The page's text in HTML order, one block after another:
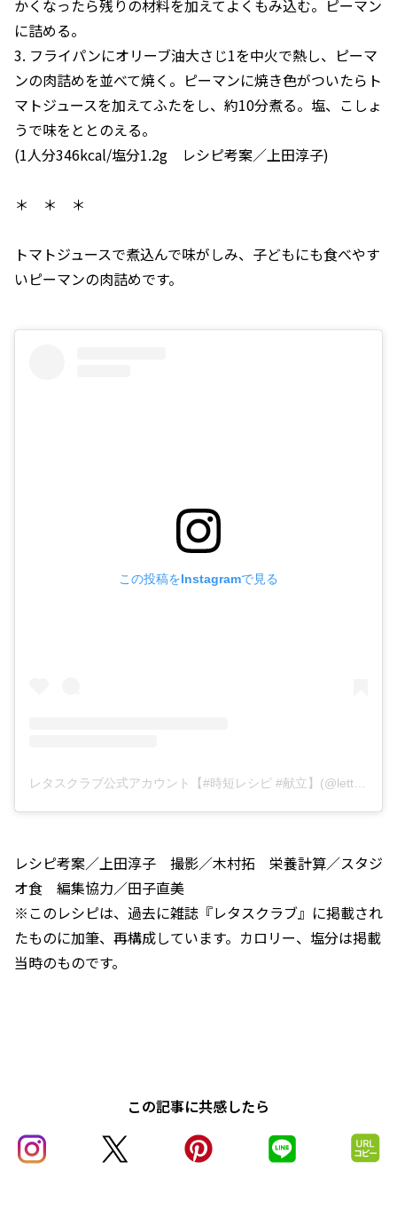
かくなったら残りの材料を加えてよくもみ込む。ピーマン
に詰める。
3. フライパンにオリーブ油大さじ1を中火で熱し、ピーマ
ンの肉詰めを並べて焼く。ピーマンに焼き色がついたらト
マトジュースを加えてふたをし、約10分煮る。塩、こしょ
うで味をととのえる。
(1人分346kcal/塩分1.2g レシピ考案／上田淳子)
＊ ＊ ＊
トマトジュースで煮込んで味がしみ、子どもにも食べやす
いピーマンの肉詰めです。
この投稿をInstagramで見る
レシピ考案／上田淳子 撮影／木村拓 栄養計算／スタジ
オ食 編集協力／田子直美
※このレシピは、過去に雑誌『レタスクラブ』に掲載され
たものに加筆、再構成しています。カロリー、塩分は掲載
当時のものです。
この記事に共感したら